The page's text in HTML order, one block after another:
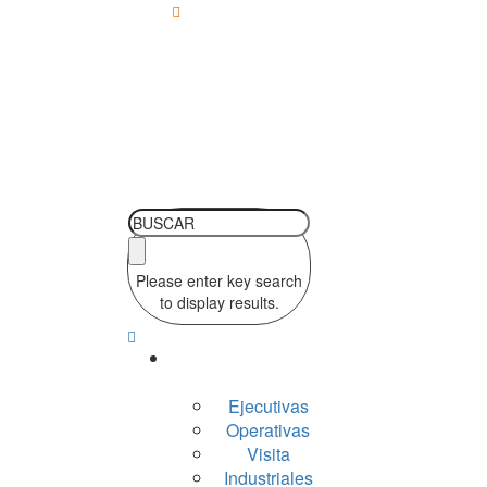
Please enter key search
to display results.
Ejecutivas
Operativas
Visita
Industriales